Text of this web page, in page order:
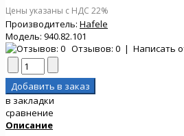
Цены указаны с НДС 22%
Производитель: Hafele
Модель: 940.82.101
Отзывов: 0 | Написать
в закладки
сравнение
Описание